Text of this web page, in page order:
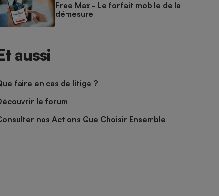
Free Max - Le forfait mobile de la
démesure
aussi
faire en cas de litige ?
le forum
nos Actions Que Choisir Ensemble